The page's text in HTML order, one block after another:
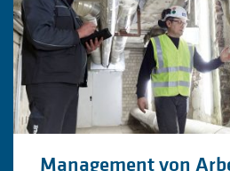
Management von